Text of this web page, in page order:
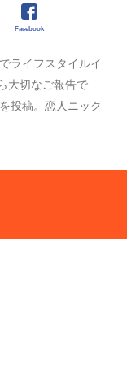
Facebook
ライフスタイルイ
大切なご報告で
投稿。恋人ニック